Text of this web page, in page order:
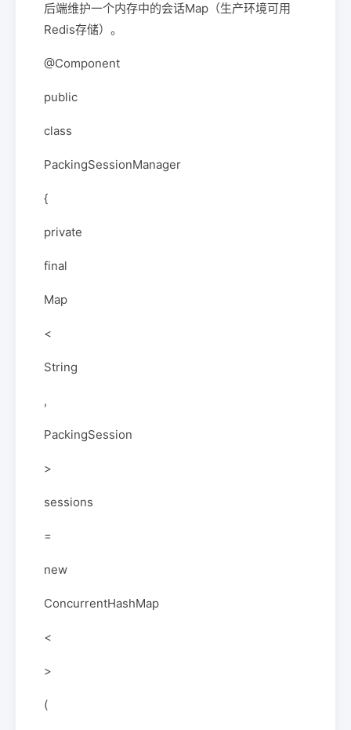
后端维护一个内存中的会话Map（生产环境可用
Redis存储）。
@Component
public
class
PackingSessionManager
{
private
final
Map
<
String
,
PackingSession
>
sessions
=
new
ConcurrentHashMap
<
>
(